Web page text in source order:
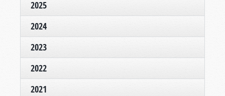
2025
2024
2023
2022
2021